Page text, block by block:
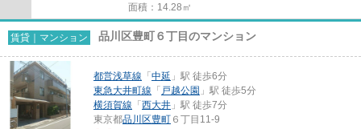
面積：14.28㎡
賃貸｜マンション 品川区豊町６丁目のマンション
都営浅草線 「 中延 」駅 徒歩6分
東急大井町線 「 戸越公園 」駅 徒歩5分
横須賀線 「 西大井 」駅 徒歩7分
東京都品川区豊町 ６丁目11-9